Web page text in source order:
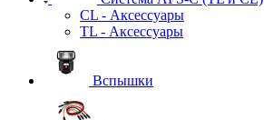
CL - Аксессуары
TL - Аксессуары
Вспышки